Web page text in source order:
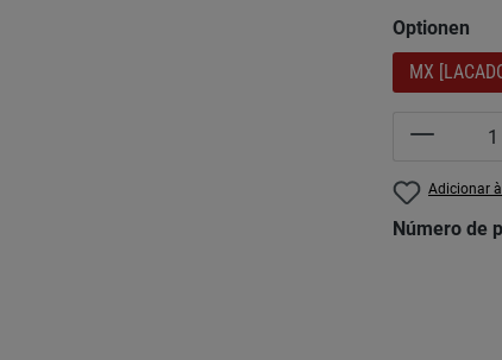
Seleccionar
Optionen
MX
Adicionar
Número de